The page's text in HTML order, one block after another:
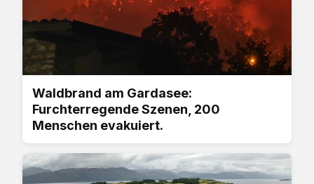
Waldbrand am Gardasee:
Furchterregende Szenen, 200
Menschen evakuiert.